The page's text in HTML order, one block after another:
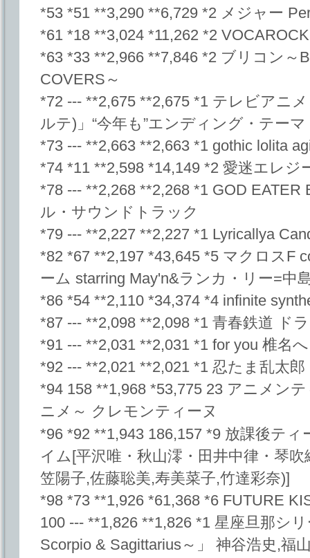
*53 *51 **3,290 **6,729 *2 メジャー
*61 *18 **3,024 *11,262 *2
*63 *33 **2,966 **7,846 *2 ブリコン～
COVERS～
*72 --- **2,675 **2,675 *1 テレビアニ
ルテ)」“今年も”エンディング・テー
*73 --- **2,663 **2,663 *1 gothic lolita
*74 *11 **2,598 *14,149 *2 愛迷エレジ
*78 --- **2,268 **2,268 *1 GOD
ル・サウンドトラック
*79 --- **2,227 **2,227 *1 Lyricallya
*82 *67 **2,197 *43,645 *5 マクロスF
ーム starring May'n&ランカ・リー=中
*86 *54 **2,110 *34,374 *4 infinite
*87 --- **2,098 **2,098 *1 青春鉄道 ド
*91 --- **2,031 **2,031 *1 for you 椎名
*92 --- **2,021 **2,021 *1 忍たま乱太
*94 158 **1,968 *53,775 23 アニメン
ニメ～ クレモンティーヌ
*96 *92 **1,943 186,157 *9 放課後テ
イム[平沢唯・秋山澪・田井中律・琴
笠陽子,佐藤聡美,寿美菜子,竹達彩奈)]
*98 *73 **1,926 *61,368 *6 FUTURE
100 --- **1,826 **1,826 *1 星座旦那シ
Scorpio & Sagittarius～」 神谷浩史,福